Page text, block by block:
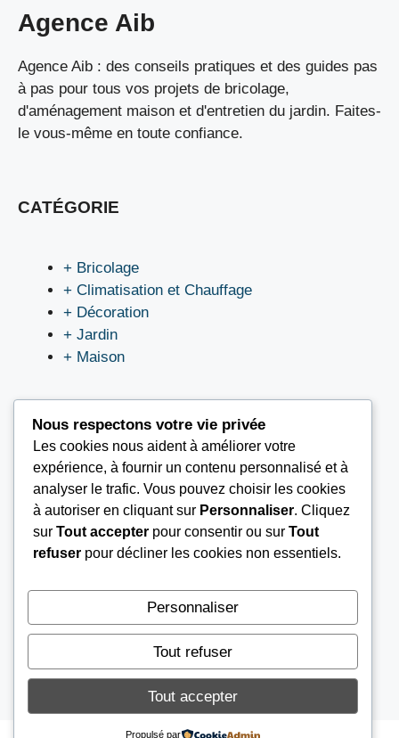
Agence Aib
Agence Aib : des conseils pratiques et des guides pas
à pas pour tous vos projets de bricolage,
d'aménagement maison et d'entretien du jardin. Faites-
le vous-même en toute confiance.
CATÉGORIE
+ Bricolage
+ Climatisation et Chauffage
+ Décoration
+ Jardin
+ Maison
LIEN UTILES
Nous contacter
Mentions légales
À propos
© 2026AGENCE AIB
Nous respectons votre vie privée
Les cookies nous aident à améliorer votre
expérience, à fournir un contenu personnalisé et à
analyser le trafic. Vous pouvez choisir les cookies
à autoriser en cliquant sur Personnaliser. Cliquez
sur Tout accepter pour consentir ou sur Tout
refuser pour décliner les cookies non essentiels.
Personnaliser
Tout refuser
Tout accepter
Propulsé par